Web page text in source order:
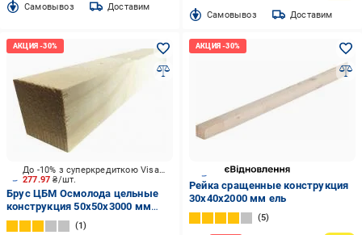
Cамовывоз Доставим
Cамовывоз Доставим
277.97₴/шт.
До -10% з суперкредиткою Visa Вигода
Брус ЦБМ Осмолода цельные
конструкция 50х50х3000 мм
карпатская ель
1
Рейка сращенные конструкция
30х40х2000 мм ель
5